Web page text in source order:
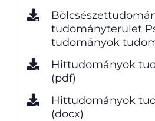
tudományterület
tudományok
Hittudományok
(pdf)
Hittudományok
(docx)